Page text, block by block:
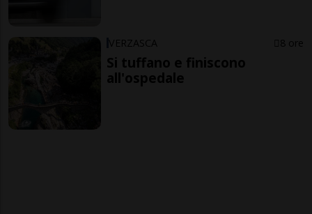
VERZASCA 8 ore
Si tuffano e finiscono
all'ospedale